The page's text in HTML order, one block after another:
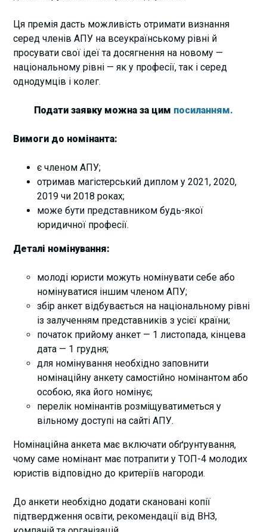
Ця премія дасть можливість отримати визнання
серед членів АПУ на всеукраїнському рівні й
просувати свої ідеї та досягнення на новому —
національному рівні — як у професії, так і серед
однодумців і колег.
Подати заявку можна за цим посиланням.
Вимоги до номінанта:
є членом АПУ;
отримав магістерський диплом у 2021, 2020,
2019 чи 2018 роках;
може бути представником будь-якої
юридичної професії.
Деталі номінування:
молоді юристи можуть номінувати себе або
номінуватися іншим членом АПУ;
збір анкет відбувається на національному рівні
із залученням представників з усієї країни;
початок прийому анкет — 1 листопада, кінцева
дата — 1 грудня;
для номінування необхідно заповнити
номінаційну анкету самостійно номінантом або
особою, яка його номінує;
перелік номінантів розміщуватиметься у
вільному доступі на сайті АПУ.
Номінаційна анкета має включати обґрунтування,
чому саме номінант має потрапити у ТОП-4 молодих
юристів відповідно до критеріїв нагороди.
До анкети необхідно додати скановані копії
підтвердження освіти, рекомендації від ВНЗ,